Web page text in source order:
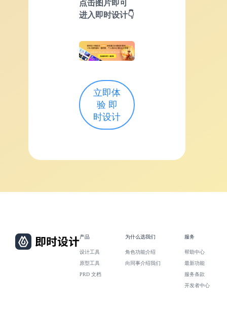
点击图片即可
进入即时设计👇
立即体
验 即
时设计
产品
设计工具
原型工具
PRD 文档
为什么选我们
角色功能介绍
向同事介绍我们
服务
帮助中心
最新功能
服务条款
开发者中心